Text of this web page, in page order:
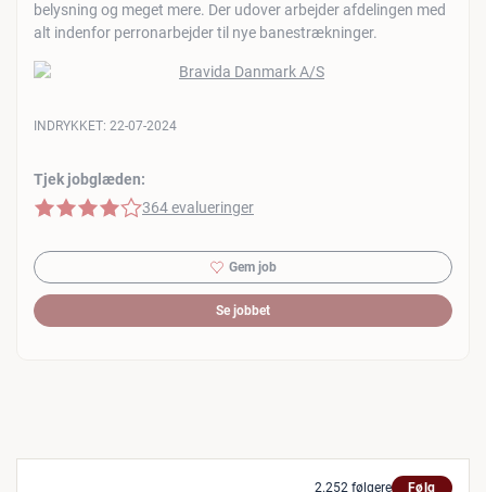
belysning og meget mere. Der udover arbejder afdelingen med
alt indenfor perronarbejder til nye banestrækninger.
Tjek jobglæden:
4 af 5 stjerner
364 evalueringer
INDRYKKET: 22-07-2024
Gem job
Se jobbet
2.252 følgere Følg